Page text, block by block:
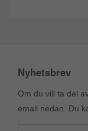
Nyhetsbrev
Om du vill ta del
email nedan. Du